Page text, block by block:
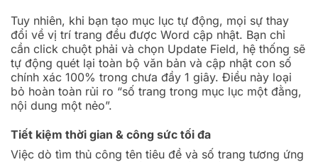
Tuy nhiên, khi bạn tạo mục lục tự động, mọi sự thay
đổi về vị trí trang đều được Word cập nhật. Bạn chỉ
cần click chuột phải và chọn Update Field, hệ thống sẽ
tự động quét lại toàn bộ văn bản và cập nhật con số
chính xác 100% trong chưa đầy 1 giây. Điều này loại
bỏ hoàn toàn rủi ro “số trang trong mục lục một đằng,
nội dung một nẻo”.
Tiết kiệm thời gian & công sức tối đa
Việc dò tìm thủ công tên tiêu đề và số trang tương ứng